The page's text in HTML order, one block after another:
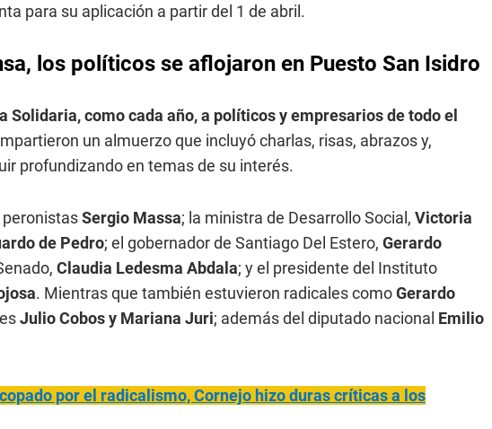
para su aplicación a partir del 1 de abril.
los políticos se aflojaron en Puesto San Isidro
como cada año, a políticos y empresarios de todo el
un almuerzo que incluyó charlas, risas, abrazos y,
profundizando en temas de su interés.
peronistasSergio Massa; la ministra de Desarrollo Social, Victoria
de Pedro; el gobernador de Santiago Del Estero, Gerardo
Claudia Ledesma Abdala; y el presidente del Instituto
. Mientras que también estuvieron radicales comoGerardo
Julio Cobos y Mariana Juri; además del diputado nacional Emilio
por el radicalismo, Cornejo hizo duras críticas a los